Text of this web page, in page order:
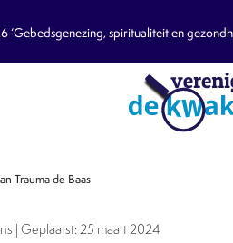
spiritualiteit en
Trauma de Baas
| Geplaatst: 25 maart 2024